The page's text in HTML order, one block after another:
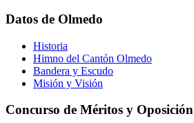
Datos de Olmedo
Historia
Himno del Cantón Olmedo
Bandera y Escudo
Misión y Visión
Concurso de Méritos y Oposición